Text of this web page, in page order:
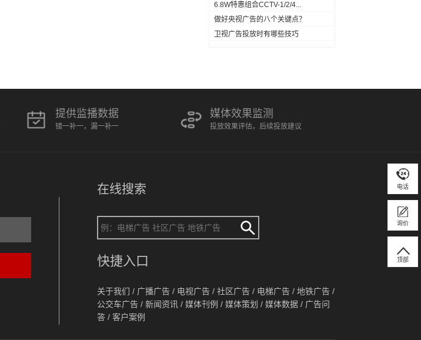
6.8W特惠组合CCTV-1/2/4...
做好央视广告的八个关键点？
​卫视广告投放时有哪些技巧
提供监播数据
错一补一，漏一补一
媒体效果监测
投放效果评估，后续投放建议
在线搜索
快捷入口
关于我们 / 广播广告 / 电视广告 / 社区广告 / 电梯广告 / 地铁广告 /
公交车广告 / 新闻资讯 / 媒体刊例 / 媒体策划 / 媒体数据 / 广告问
答 / 客户案例
电话
询价
顶部